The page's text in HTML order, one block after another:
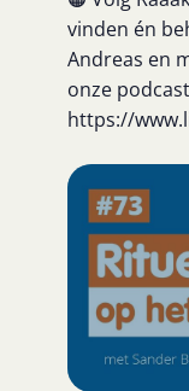
vinden én
Andreas en
onze
https://